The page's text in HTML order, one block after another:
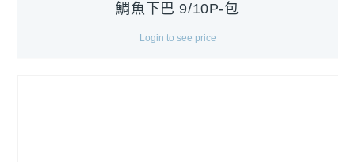
鯛魚下巴 9/10P-包
Login to see price